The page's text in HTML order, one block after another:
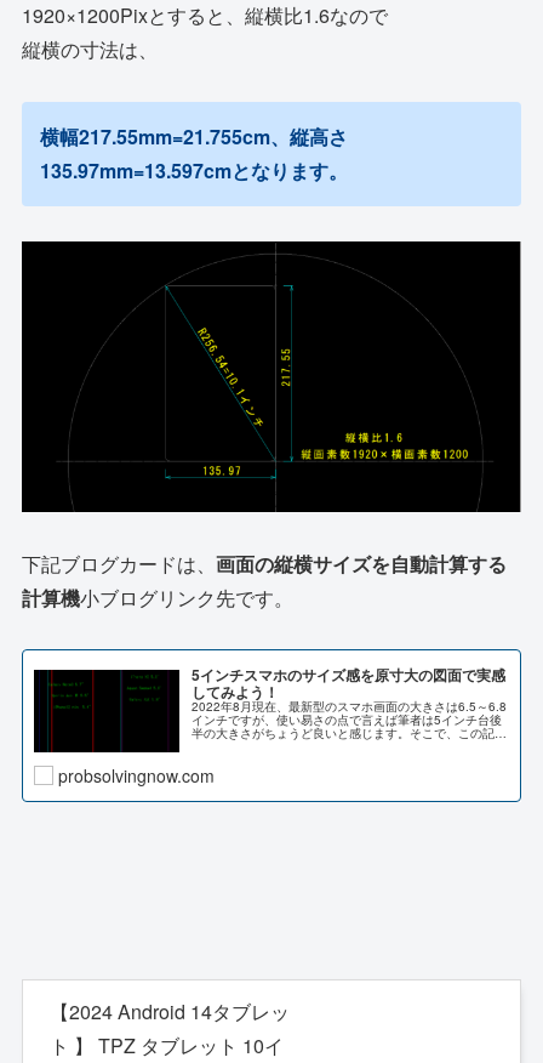
1920×1200Pixとすると、縦横比1.6なので
縦横の寸法は、
横幅217.55mm=21.755cm、縦高さ
135.97mm=13.597cmとなります。
下記ブログカードは、画面の縦横サイズを自動計算する
計算機小ブログリンク先です。
5インチスマホのサイズ感を原寸大の図面で実感
してみよう！
2022年8月現在、最新型のスマホ画面の大きさは6.5～6.8
インチですが、使い易さの点で言えば筆者は5インチ台後
半の大きさがちょうど良いと感じます。そこで、この記事
では5インチクラスのスマホ画面のサイズ感について、原
probsolvingnow.com
【2024 Android 14タブレッ
ト 】 TPZ タブレット 10イ